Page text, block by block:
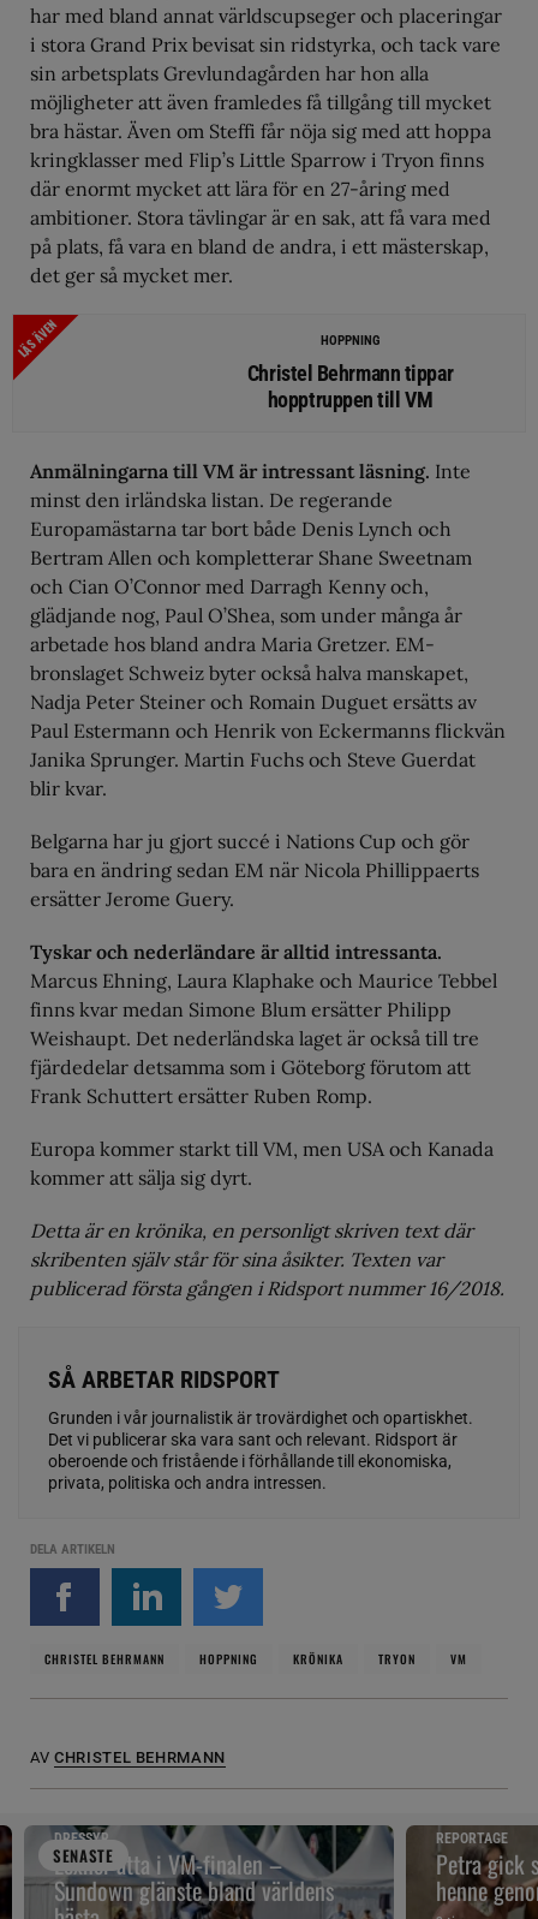
har med bland annat världscupseger och placeringar
i stora Grand Prix bevisat sin ridstyrka, och tack vare
sin arbetsplats Grevlundagården har hon alla
möjligheter att även framledes få tillgång till mycket
bra hästar. Även om Steffi får nöja sig med att hoppa
kringklasser med Flip’s Little Sparrow i Tryon finns
där enormt mycket att lära för en 27-åring med
ambitioner. Stora tävlingar är en sak, att få vara med
på plats, få vara en bland de andra, i ett mästerskap,
det ger så mycket mer.
LÄS ÄVEN HOPPNING
Christel Behrmann tippar
hopptruppen till VM
Anmälningarna till VM är intressant läsning. Inte
minst den irländska listan. De regerande
Europamästarna tar bort både Denis Lynch och
Bertram Allen och kompletterar Shane Sweetnam
och Cian O’Connor med Darragh Kenny och,
glädjande nog, Paul O’Shea, som under många år
arbetade hos bland andra Maria Gretzer. EM-
bronslaget Schweiz byter också halva manskapet,
Nadja Peter Steiner och Romain Duguet ersätts av
Paul Estermann och Henrik von Eckermanns flickvän
Janika Sprunger. Martin Fuchs och Steve Guerdat
blir kvar.
Belgarna har ju gjort succé i Nations Cup och gör
bara en ändring sedan EM när Nicola Phillippaerts
ersätter Jerome Guery.
Tyskar och nederländare är alltid intressanta.
Marcus Ehning, Laura Klaphake och Maurice Tebbel
finns kvar medan Simone Blum ersätter Philipp
Weishaupt. Det nederländska laget är också till tre
fjärdedelar detsamma som i Göteborg förutom att
Frank Schuttert ersätter Ruben Romp.
Europa kommer starkt till VM, men USA och Kanada
kommer att sälja sig dyrt.
Detta är en krönika, en personligt skriven text där
skribenten själv står för sina åsikter. Texten var
publicerad första gången i Ridsport nummer 16/2018.
SÅ ARBETAR RIDSPORT
Grunden i vår journalistik är trovärdighet och opartiskhet.
Det vi publicerar ska vara sant och relevant. Ridsport är
oberoende och fristående i förhållande till ekonomiska,
privata, politiska och andra intressen.
DELA ARTIKELN
CHRISTEL BEHRMANN HOPPNING KRÖNIKA TRYON VM
AV CHRISTEL BEHRMANN
SENASTE
DRESSYR
Lexner åtta i VM-finalen –
Sundown glänste bland världens
REPORTAGE
Petra gick
henne